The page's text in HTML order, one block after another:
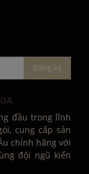
đầu trong lĩnh
cung cấp sản
chính hãng với
đội ngũ kiến